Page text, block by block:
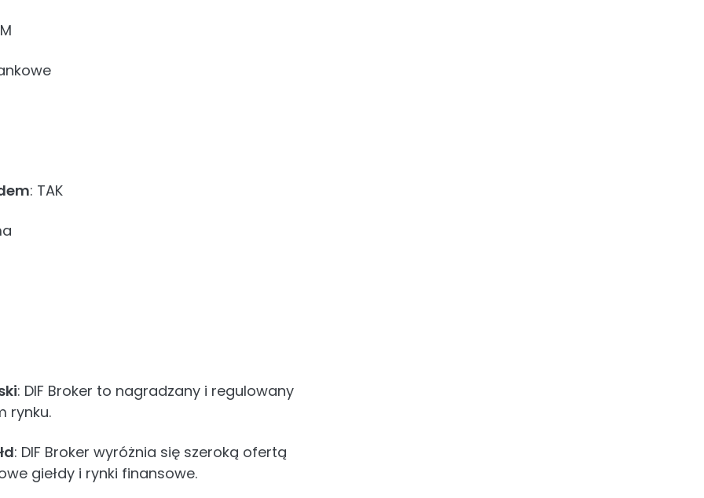
: TAK
: DIF Broker to nagradzany i regulowany
rynku.
: DIF Broker wyróżnia się szeroką ofertą
giełdy i rynki finansowe.